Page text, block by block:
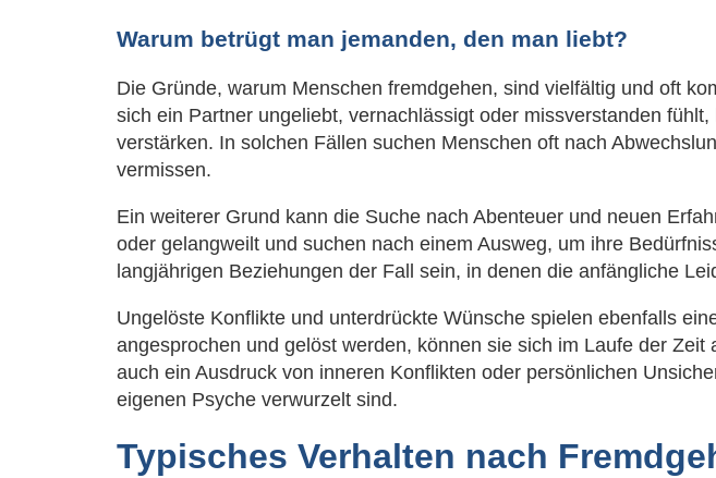
Warum betrügt man jemanden, den man liebt?
Die Gründe, warum Menschen fremdgehen, sind vielfältig und oft
sich ein Partner ungeliebt, vernachlässigt oder missverstanden
verstärken. In solchen Fällen suchen Menschen oft nach
vermissen.
Ein weiterer Grund kann die Suche nach Abenteuer und neuen
oder gelangweilt und suchen nach einem Ausweg, um ihre
langjährigen Beziehungen der Fall sein, in denen die anfängliche
Ungelöste Konflikte und unterdrückte Wünsche spielen ebenfalls
angesprochen und gelöst werden, können sie sich im Laufe der
auch ein Ausdruck von inneren Konflikten oder persönlichen
eigenen Psyche verwurzelt sind.
Typisches Verhalten nach